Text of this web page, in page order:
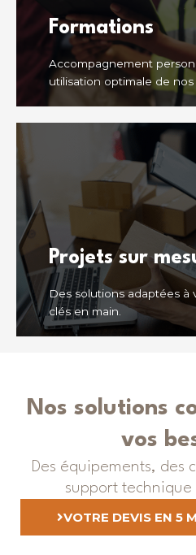
Formations
Accompagnement
utilisation optimale de
Projets sur
Des solutions adaptées à
clés en main.
Nos solutions
vos
Des équipements, des
support
VOTRE DEVIS EN 5